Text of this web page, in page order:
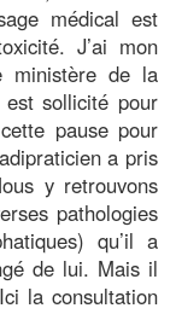
médical est
J’ai mon
ministère de la
sollicité pour
pause pour
a pris
y retrouvons
pathologies
qu’il a
de lui. Mais il
la consultation